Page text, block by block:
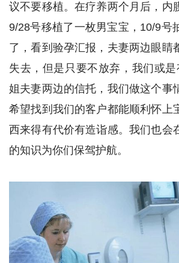
议不要移植。在疗养两个月后，内
9/28号移植了一枚男宝宝，10/9号
了，看到验孕汇报，夫妻两边眼睛
失去，但是只要不放弃，我们或
姐夫妻两边的信托，我们做这个事
希望找到我们的客户都能顺利怀上
西来得有代价有造诣感。我们也会
的知识为你们保驾护航。